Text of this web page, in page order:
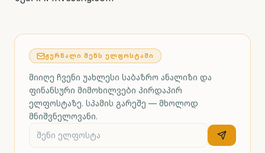
ᲟᲣᲠᲜᲐᲚᲘ ᲨᲔᲜᲡ ᲔᲚᲤᲝᲡᲢᲐᲨᲘ
მიიღე ჩვენი უახლესი საბაზრო ანალიზი და
ფინანსური მიმოხილვები პირდაპირ
ელფოსტაზე. სპამის გარეშე — მხოლოდ
მნიშვნელოვანი.